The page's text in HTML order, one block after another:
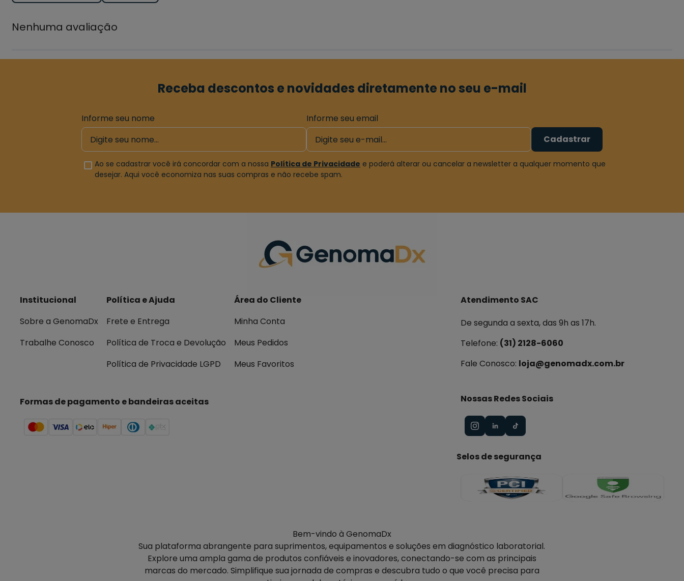
Nenhuma avaliação
Receba descontos e novidades diretamente no seu e-mail
Informe seu nome
Informe seu email
Cadastrar
Ao se cadastrar você irá concordar com a nossa Política de Privacidade e poderá alterar ou cancelar a newsletter a qualquer momento que
desejar. Aqui você economiza nas suas compras e não recebe spam.
Institucional
Sobre a GenomaDx
Trabalhe Conosco
Política e Ajuda
Frete e Entrega
Política de Troca e Devolução
Política de Privacidade LGPD
Área do Cliente
Minha Conta
Meus Pedidos
Meus Favoritos
Formas de pagamento e bandeiras aceitas
Atendimento SAC
De segunda a sexta, das 9h as 17h.
Telefone: (31) 2128-6060
Fale Conosco: loja@genomadx.com.br
Nossas Redes Sociais
Selos de segurança
Bem-vindo à GenomaDx
Sua plataforma abrangente para suprimentos, equipamentos e soluções em diagnóstico laboratorial.
Explore uma ampla gama de produtos confiáveis e inovadores, conectando-se com as principais
marcas do mercado. Simplifique sua jornada de compras e descubra tudo o que você precisa para